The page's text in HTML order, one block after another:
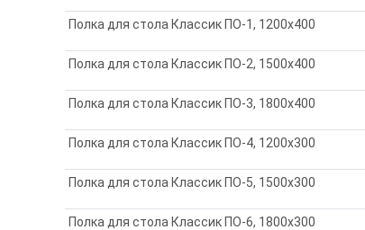
Полка для стола Классик ПО-1, 1200х400
Полка для стола Классик ПО-2, 1500х400
Полка для стола Классик ПО-3, 1800х400
Полка для стола Классик ПО-4, 1200х300
Полка для стола Классик ПО-5, 1500х300
Полка для стола Классик ПО-6, 1800х300